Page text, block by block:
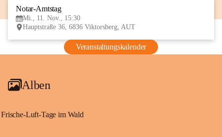
Notar-Amtstag
Mi., 11. Nov., 15:30
Hauptstraße 36, 6836 Viktorsberg, AUT
Veranstaltungskalender
Alben
Frische-Luft-Tage im Wald